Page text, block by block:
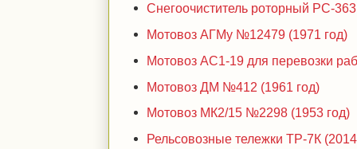
Снегоочиститель роторный РС-
Мотовоз АГМу №12479 (1971 год)
Мотовоз АС1-19 для перевозки
Мотовоз ДМ №412 (1961 год)
Мотовоз МК2/15 №2298 (1953 год)
Рельсовозные тележки ТР-7К